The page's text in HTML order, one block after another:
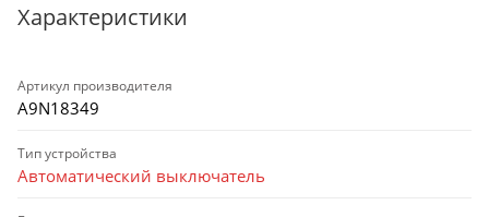
Характеристики
Артикул производителя
A9N18349
Тип устройства
Автоматический выключатель